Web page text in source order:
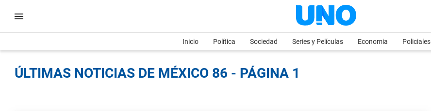
Inicio Política Sociedad Series y Películas Economia Policiales
ÚLTIMAS NOTICIAS DE MÉXICO 86 - PÁGINA 1